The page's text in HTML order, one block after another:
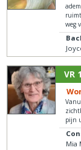
weg
VR
pijn
Mia